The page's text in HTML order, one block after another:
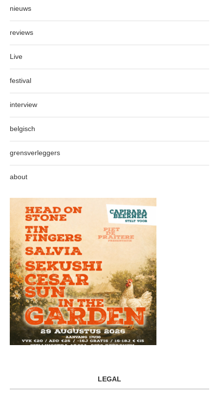
nieuws
reviews
Live
festival
interview
belgisch
grensverleggers
about
LEGAL